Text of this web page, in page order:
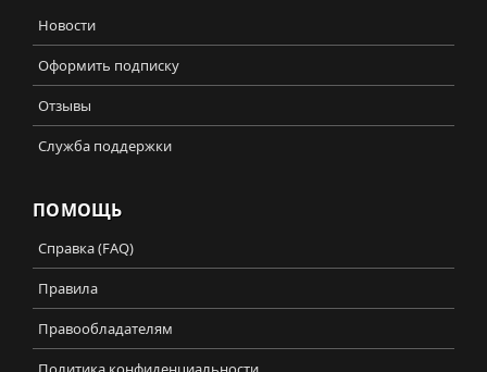
Новости
Оформить подписку
Отзывы
Служба поддержки
ПОМОЩЬ
Справка (FAQ)
Правила
Правообладателям